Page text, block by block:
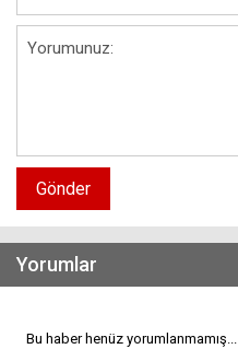
Gönder
Yorumlar
Bu haber henüz yorumlanmamış...